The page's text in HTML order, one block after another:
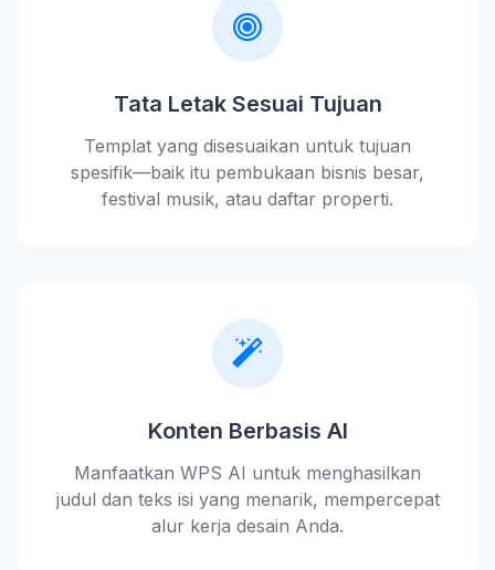
Tata Letak Sesuai Tujuan
Templat yang disesuaikan untuk tujuan
spesifik—baik itu pembukaan bisnis besar,
festival musik, atau daftar properti.
Konten Berbasis AI
Manfaatkan WPS AI untuk menghasilkan
judul dan teks isi yang menarik, mempercepat
alur kerja desain Anda.